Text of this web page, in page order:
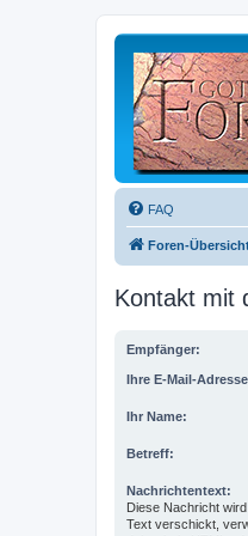
FAQ
Foren-
Kontakt mit
Empfänger:
Ihre E-Mail-
Ihr Name:
Betreff:
Nachrichtentext:
Diese Nachricht
Text verschickt,